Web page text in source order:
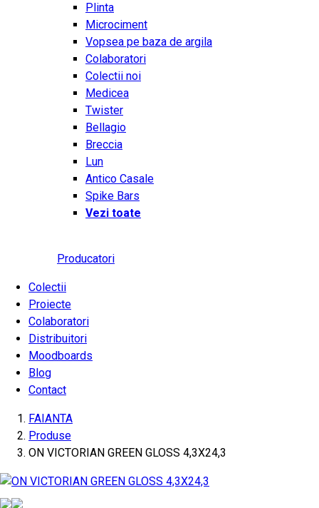
Plinta
Microciment
Vopsea pe baza de argila
Colaboratori
Colectii noi
Medicea
Twister
Bellagio
Breccia
Lun
Antico Casale
Spike Bars
Vezi toate
Producatori
Colectii
Proiecte
Colaboratori
Distribuitori
Moodboards
Blog
Contact
FAIANTA
Produse
ON VICTORIAN GREEN GLOSS 4,3X24,3